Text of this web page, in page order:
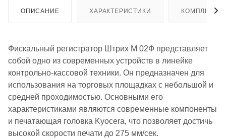
ОПИСАНИЕ ХАРАКТЕРИСТИКИ
Фискальный регистратор Штрих М 02Ф представляет
собой одно из современных устройств в линейке
контрольно-кассовой техники. Он предназначен для
использования на торговых площадках с небольшой и
средней проходимостью. Основными его
характеристиками являются современные компоненты
и печатающая головка Kyocera, что позволяет достичь
высокой скорости печати до 275 мм/сек.